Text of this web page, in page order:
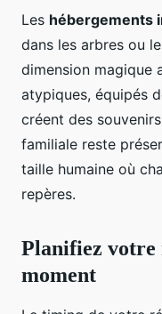
Les hébergements
dans les arbres ou
dimension magique
atypiques, équipés
créent des
familiale reste
taille humaine où
repères.
Planifiez votre
moment